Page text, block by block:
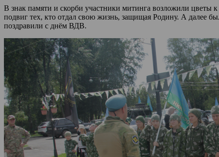
В знак памяти и скорби участники митинга возложили цветы
подвиг тех, кто отдал свою жизнь, защищая Родину. А далее
поздравили с днём ВДВ.